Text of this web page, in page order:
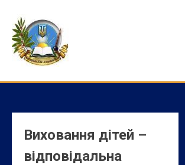
content
Виховання дітей –
відповідальна